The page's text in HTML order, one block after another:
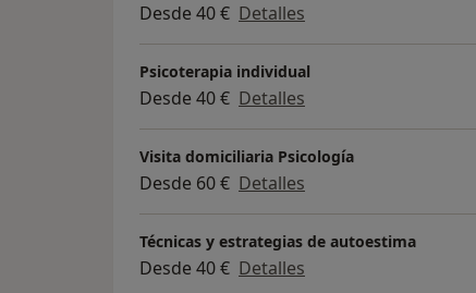
Desde 40 € Detalles
Psicoterapia individual
Desde 40 € Detalles
Visita domiciliaria Psicología
Desde 60 € Detalles
Técnicas y estrategias de autoestima
Desde 40 € Detalles